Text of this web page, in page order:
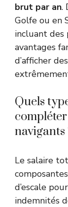
brut par an.
Golfe ou en
incluant des
avantages
d’afficher
Quels
navigants
Le salaire
d’escale
indemnités